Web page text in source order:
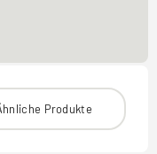
Produkte